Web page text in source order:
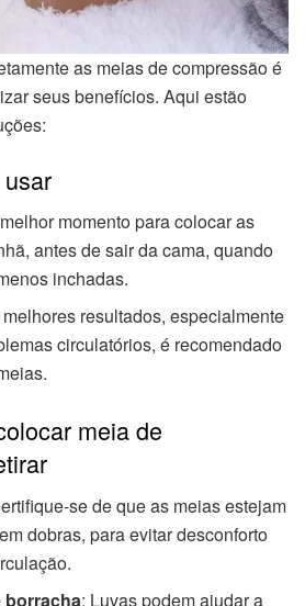
as meias de compressão é
seus benefícios. Aqui estão
momento para colocar as
antes de sair da cama, quando
inchadas.
melhores resultados, especialmente
circulatórios, é recomendado
meia de
se de que as meias estejam
dobras, para evitar desconforto
borracha: Luvas podem ajudar a